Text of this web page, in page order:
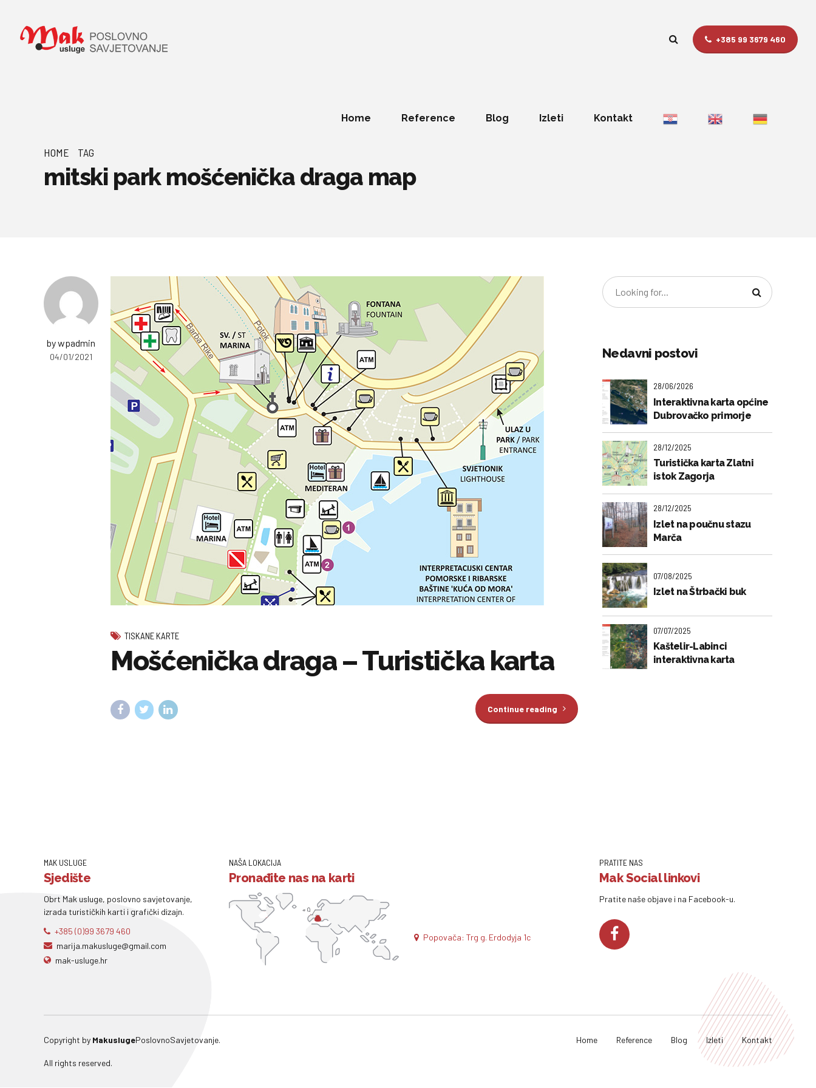
+385 99 3679 460
Home Reference Blog Izleti Kontakt
HOME TAG
mitski park mošćenička draga map
by wpadmin
04/01/2021
TISKANE KARTE
Mošćenička draga – Turistička karta
Continue reading
Nedavni postovi
28/06/2026
Interaktivna karta općine
Dubrovačko primorje
28/12/2025
Turistička karta Zlatni
istok Zagorja
28/12/2025
Izlet na poučnu stazu
Marča
07/08/2025
Izlet na Štrbački buk
07/07/2025
Kaštelir-Labinci
interaktivna karta
MAK USLUGE
Sjedište
Obrt Mak usluge, poslovno savjetovanje,
izrada turističkih karti i grafički dizajn.
+385 (0)99 3679 460
marija.makusluge@gmail.com
mak-usluge.hr
NAŠA LOKACIJA
Pronađite nas na karti
Popovača: Trg g. Erdodyja 1c
PRATITE NAS
Mak Social linkovi
Pratite naše objave i na Facebook-u.
Copyright by MakuslugePoslovnoSavjetovanje.
All rights reserved.
Home Reference Blog Izleti Kontakt